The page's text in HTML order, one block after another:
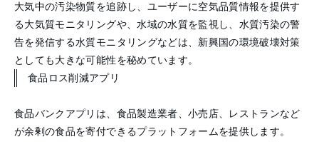
大気中の汚染物質を追跡し、ユーザーに空気品質情報を提供す
る大気質モニタリングや、水域の水質を監視し、水質汚染の警
告を発信する水質モニタリングなどは、新興国の環境破壊対策
としても大きな可能性を秘めています。
食品ロス削減アプリ
食品バンクアプリは、食品製造業者、小売店、レストランなど
が余剰の食品を寄付できるプラットフォームを提供します。